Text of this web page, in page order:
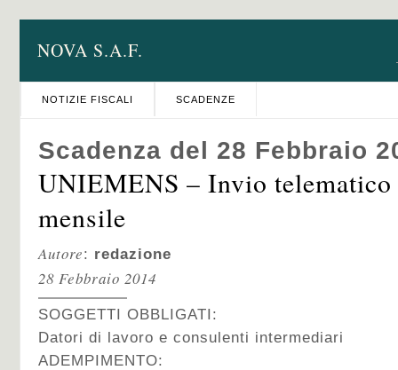
NOVA S.A.F.
NOTIZIE FISCALI SCADENZE
Scadenza del 28 Febbraio
UNIEMENS – Invio telematico
mensile
Autore: redazione
28 Febbraio 2014
SOGGETTI OBBLIGATI:
Datori di lavoro e consulenti intermediari
ADEMPIMENTO: